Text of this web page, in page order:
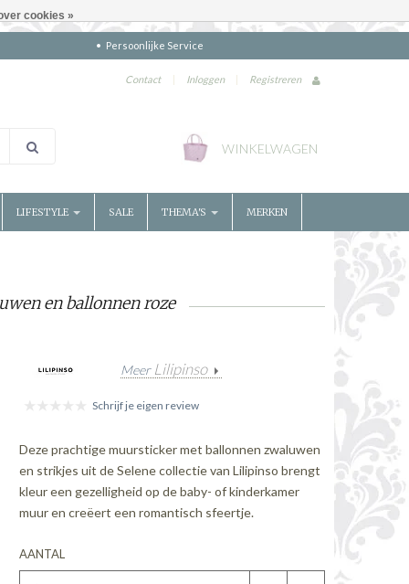
Persoonlijke Service
Contact | Inloggen | Registreren
WINKELWAGEN
LIFESTYLE SALE THEMA'S MERKEN
en ballonnen roze
Meer Lilipinso
Schrijf je eigen review
Deze prachtige muursticker met ballonnen zwaluwen
en strikjes uit de Selene collectie van Lilipinso brengt
kleur een gezelligheid op de baby- of kinderkamer
muur en creëert een romantisch sfeertje.
AANTAL
cookies »